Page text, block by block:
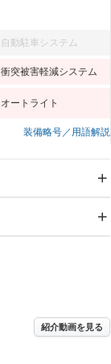
自動駐車システム
衝突被害軽減システム
オートライト
装備略号／用語解説
センターデフロック
キーレス
紹介動画を見る